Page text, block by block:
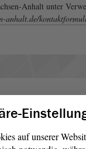
Anhalt unter
anhalt.de/
sind im
auf unserer